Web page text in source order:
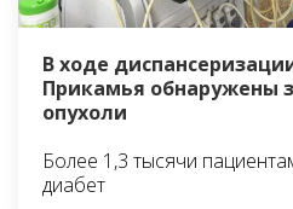
В ходе
Прикамья обнаружены
опухоли
Более 1,3 тысячи
диабет